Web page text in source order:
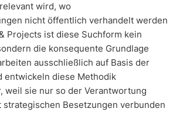
wird, wo
nicht öffentlich verhandelt werden
Projects ist diese Suchform kein
die konsequente Grundlage
ausschließlich auf Basis der
entwickeln diese Methodik
weil sie nur so der Verantwortung
Besetzungen verbunden